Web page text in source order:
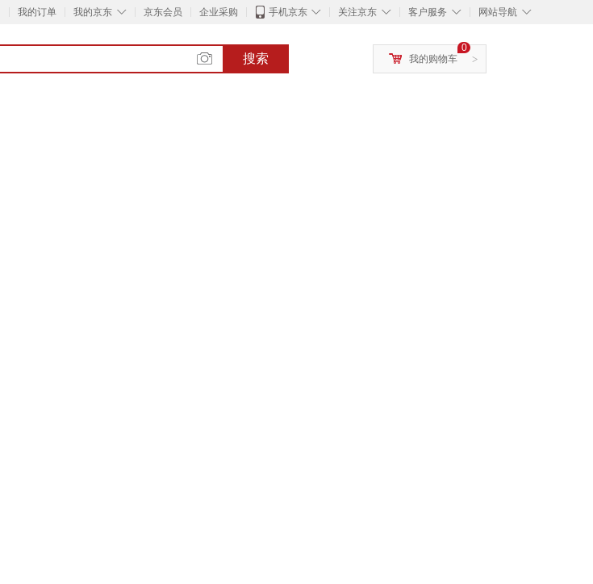
我的订单 ◇
我的京东 京东会员 企业采购 ◇
手机京东 ◇
关注京东 ◇
客户服务 ◇
网站导航
搜索 >
0
我的购物车